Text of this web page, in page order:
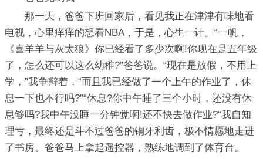
那一天，爸爸下班回家后，看见我正在津津有味地看
电视，心里痒痒的想看NBA，于是，心生一计。“一帆，
《喜羊羊与灰太狼》你已经看了多少次啊!你现在是五年级
了，怎么还可以这么幼稚?”爸爸说。“现在是放假，不用上
学，”我争辩着，“而且我已经做了一个上午的作业了，休
息一下也不行吗?”“休息?你中午睡了三个小时，还没有休
息够吗?我中午没睡一分钟觉啊!还不快去做作业?“我自知
理亏，最终还是斗不过爸爸的铜牙利齿，极不情愿地走进
了书房。爸爸马上拿起遥控器，熟练地调到了体育台。